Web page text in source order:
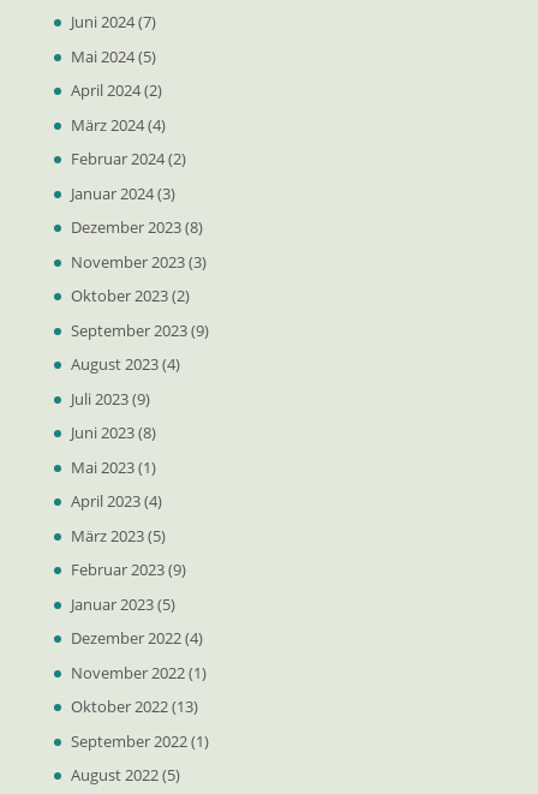
Juni 2024(7)
Mai 2024(5)
April 2024(2)
März 2024(4)
Februar 2024(2)
Januar 2024(3)
Dezember 2023(8)
November 2023(3)
Oktober 2023(2)
September 2023(9)
August 2023(4)
Juli 2023(9)
Juni 2023(8)
Mai 2023(1)
April 2023(4)
März 2023(5)
Februar 2023(9)
Januar 2023(5)
Dezember 2022(4)
November 2022(1)
Oktober 2022(13)
September 2022(1)
August 2022(5)